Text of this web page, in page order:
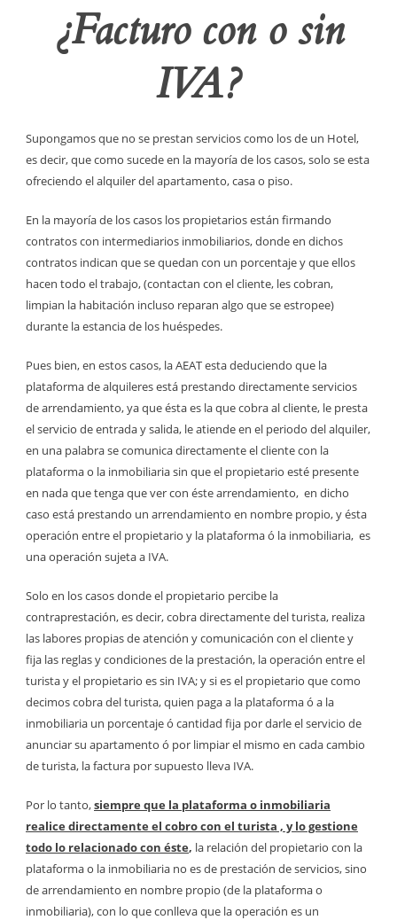
¿Facturo con o sin
IVA?
Supongamos que no se prestan servicios como los de un Hotel,
es decir, que como sucede en la mayoría de los casos, solo se esta
ofreciendo el alquiler del apartamento, casa o piso.
En la mayoría de los casos los propietarios están firmando
contratos con intermediarios inmobiliarios, donde en dichos
contratos indican que se quedan con un porcentaje y que ellos
hacen todo el trabajo, (contactan con el cliente, les cobran,
limpian la habitación incluso reparan algo que se estropee)
durante la estancia de los huéspedes.
Pues bien, en estos casos, la AEAT esta deduciendo que la
plataforma de alquileres está prestando directamente servicios
de arrendamiento, ya que ésta es la que cobra al cliente, le presta
el servicio de entrada y salida, le atiende en el periodo del alquiler,
en una palabra se comunica directamente el cliente con la
plataforma o la inmobiliaria sin que el propietario esté presente
en nada que tenga que ver con éste arrendamiento, en dicho
caso está prestando un arrendamiento en nombre propio, y ésta
operación entre el propietario y la plataforma ó la inmobiliaria, es
una operación sujeta a IVA.
Solo en los casos donde el propietario percibe la
contraprestación, es decir, cobra directamente del turista, realiza
las labores propias de atención y comunicación con el cliente y
fija las reglas y condiciones de la prestación, la operación entre el
turista y el propietario es sin IVA; y si es el propietario que como
decimos cobra del turista, quien paga a la plataforma ó a la
inmobiliaria un porcentaje ó cantidad fija por darle el servicio de
anunciar su apartamento ó por limpiar el mismo en cada cambio
de turista, la factura por supuesto lleva IVA.
Por lo tanto,siempre que la plataforma o inmobiliaria
realice directamente el cobro con el turista , y lo gestione
todo lo relacionado con éste, la relación del propietario con la
plataforma o la inmobiliaria no es de prestación de servicios, sino
de arrendamiento en nombre propio (de la plataforma o
inmobiliaria), con lo que conlleva que la operación es un